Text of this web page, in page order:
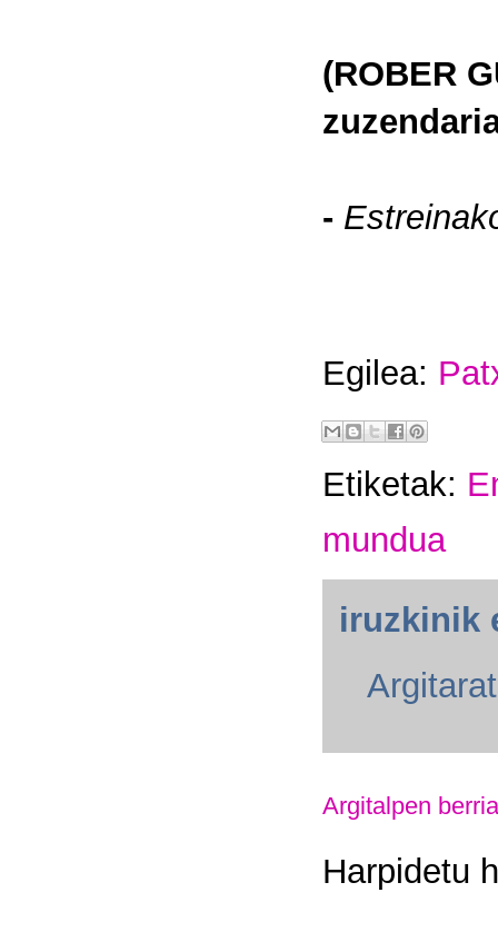
(ROBER
-
Egilea:
Etiketak:
mundua
iruzkinik
Argitalpen
Harpidetu